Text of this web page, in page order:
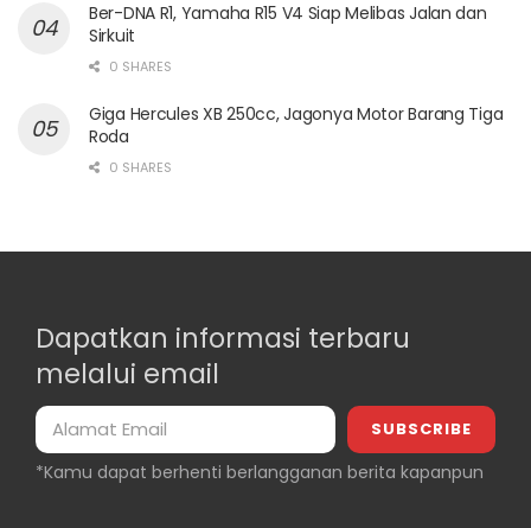
Ber-DNA R1, Yamaha R15 V4 Siap Melibas Jalan dan
Sirkuit
0 SHARES
Giga Hercules XB 250cc, Jagonya Motor Barang Tiga
Roda
0 SHARES
Dapatkan informasi terbaru
melalui email
*Kamu dapat berhenti berlangganan berita kapanpun